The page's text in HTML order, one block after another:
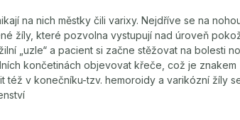
na nich městky čili varixy. Nejdříve se na
žíly, které pozvolna vystupují nad úroveň
„uzle“ a pacient si začne stěžovat na bolesti
končetinách objevovat křeče, což je znakem
též v konečníku-tzv. hemoroidy a varikózní žíly